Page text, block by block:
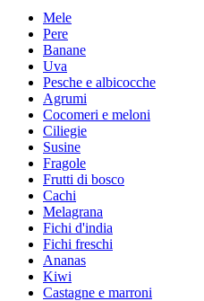
Mele
Pere
Banane
Uva
Pesche e albicocche
Agrumi
Cocomeri e meloni
Ciliegie
Susine
Fragole
Frutti di bosco
Cachi
Melagrana
Fichi d'india
Fichi freschi
Ananas
Kiwi
Castagne e marroni